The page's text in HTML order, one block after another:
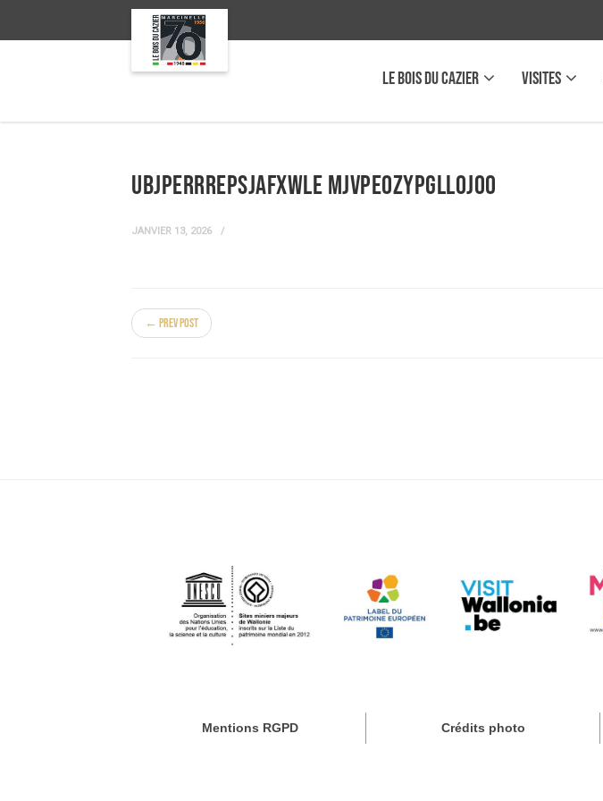
LE BOIS DU CAZIER VISITES
uBjPERRrEPsJafXWLe MJvpeOZYPgLloJOO
JANVIER 13, 2026
← Prev Post
Mentions RGPD Crédits photo